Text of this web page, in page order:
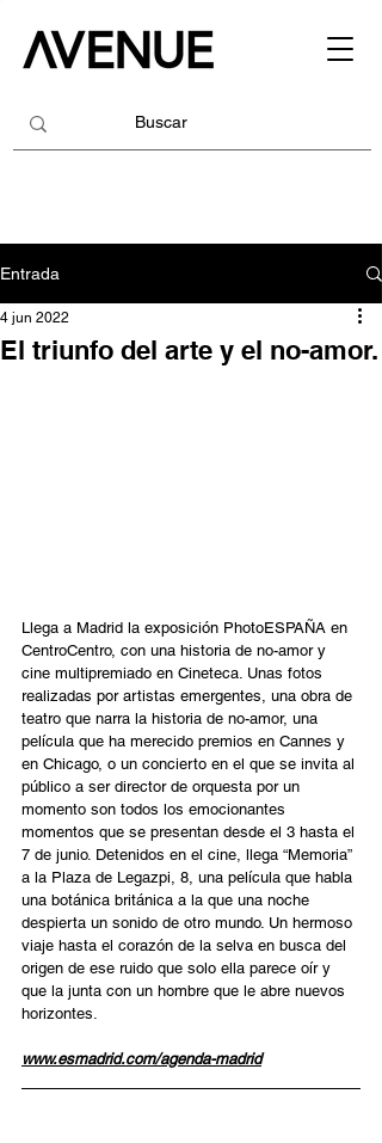
Entrada
El triunfo del arte y el no-amor.
4 jun 2022
Llega a Madrid la exposición PhotoESPAÑA en
CentroCentro, con una historia de no-amor y
cine multipremiado en Cineteca. Unas fotos
realizadas por artistas emergentes, una obra de
teatro que narra la historia de no-amor, una
película que ha merecido premios en Cannes y
en Chicago, o un concierto en el que se invita al
público a ser director de orquesta por un
momento son todos los emocionantes
momentos que se presentan desde el 3 hasta el
7 de junio. Detenidos en el cine, llega “Memoria”
a la Plaza de Legazpi, 8, una película que habla
una botánica británica a la que una noche
despierta un sonido de otro mundo. Un hermoso
viaje hasta el corazón de la selva en busca del
origen de ese ruido que solo ella parece oír y
que la junta con un hombre que le abre nuevos
horizontes.
www.esmadrid.com/agenda-madrid